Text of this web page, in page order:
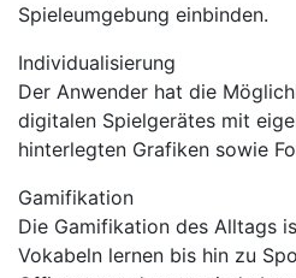
Spieleumgebung einbinden.
Individualisierung
Der Anwender hat die
digitalen Spielgerätes mit
hinterlegten Grafiken sowie
Gamifikation
Die Gamifikation des Alltags
Vokabeln lernen bis hin zu